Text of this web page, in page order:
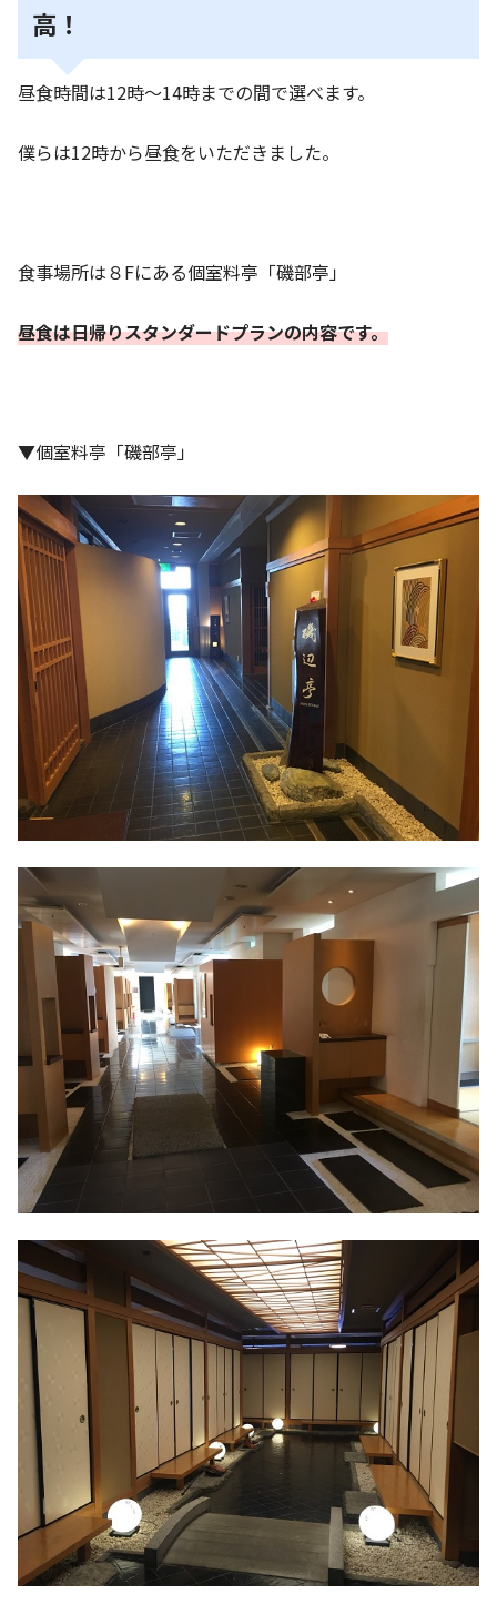
高！
昼食時間は12時～14時までの間で選べます。
僕らは12時から昼食をいただきました。
食事場所は８Fにある個室料亭「磯部亭」
昼食は日帰りスタンダードプランの内容です。
▼個室料亭「磯部亭」